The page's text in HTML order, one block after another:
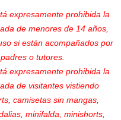
expresamente prohibida la
de menores de 14 años,
si están acompañados por
o tutores.
expresamente prohibida la
de visitantes vistiendo
camisetas sin mangas,
minifalda, minishorts,